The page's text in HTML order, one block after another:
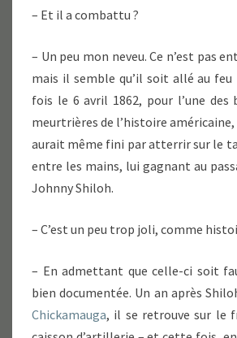
– Et il a combattu ?
– Un peu mon neveu. Ce n’est pas
mais il semble qu’il soit allé au
fois le 6 avril 1862, pour l’une des
meurtrières de l’histoire américaine,
aurait même fini par atterrir sur le
entre les mains, lui gagnant au
Johnny Shiloh.
– C’est un peu trop joli, comme
– En admettant que celle-ci soit
bien documentée. Un an après
Chickamauga, il se retrouve sur le